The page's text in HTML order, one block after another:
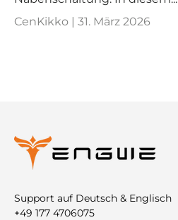
CenKikko | 31. März 2026
Support auf Deutsch & Englisch
+49 177 4706075